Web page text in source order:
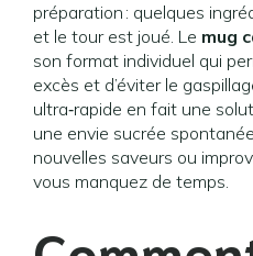
préparation : quelques
et le tour est joué. Le mug
son format individuel qui
excès et d’éviter le
ultra‑rapide en fait une
une envie sucrée
nouvelles saveurs ou
vous manquez de temps.